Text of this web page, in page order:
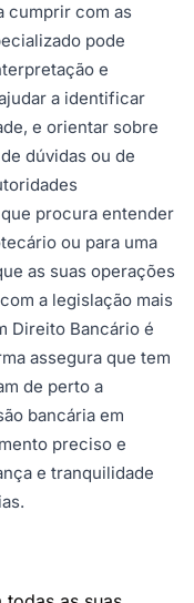
cumprir com as
pode
e
a identificar
e orientar sobre
dúvidas ou de
procura entender
ou para uma
as suas operações
a legislação mais
Direito Bancário é
assegura que tem
de perto a
bancária em
preciso e
e tranquilidade